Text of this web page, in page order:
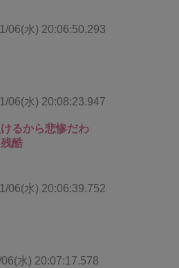
06(水) 20:06:50.293
06(水) 20:08:23.947
るから悲惨だわ
酷
06(水) 20:06:39.752
水) 20:07:17.578